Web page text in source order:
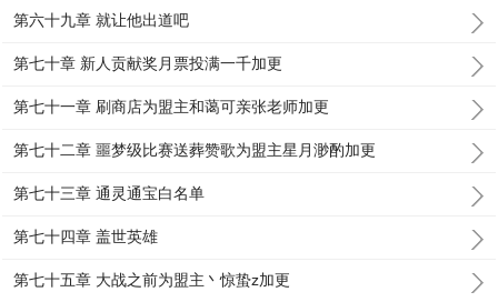
第六十九章 就让他出道吧
第七十章 新人贡献奖月票投满一千加更
第七十一章 刷商店为盟主和蔼可亲张老师加更
第七十二章 噩梦级比赛送葬赞歌为盟主星月渺酌加更
第七十三章 通灵通宝白名单
第七十四章 盖世英雄
第七十五章 大战之前为盟主丶惊蛰z加更